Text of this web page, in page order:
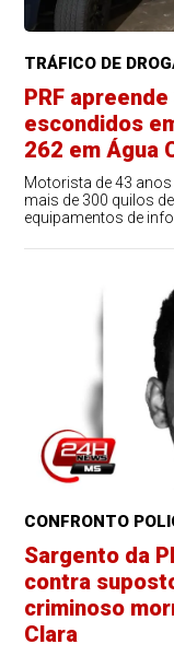
TRÁFICO DE
PRF
escondidos
262 em Água
Motorista de 43
mais de 300 quilos
equipamentos de
CONFRONTO
Sargento da
contra
criminoso
Clara